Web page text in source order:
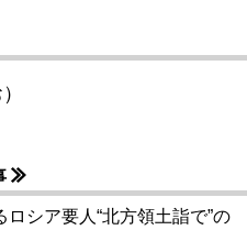
ロシア要人“北方領土詣で”の